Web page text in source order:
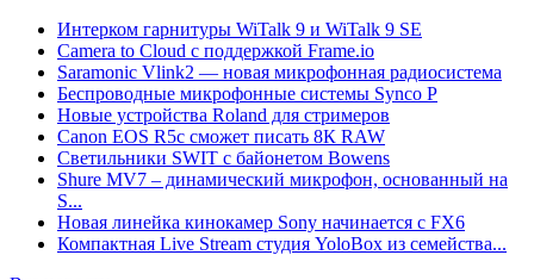
Интерком гарнитуры WiTalk 9 и WiTalk 9 SE
Camera to Cloud с поддержкой Frame.io
Saramonic Vlink2 — новая микрофонная радиосистема
Беспроводные микрофонные системы Synco P
Новые устройства Roland для стримеров
Canon EOS R5c сможет писать 8К RAW
Светильники SWIT с байонетом Bowens
Shure MV7 – динамический микрофон, основанный на
S...
Новая линейка кинокамер Sony начинается с FX6
Компактная Live Stream студия YoloBox из семейства...